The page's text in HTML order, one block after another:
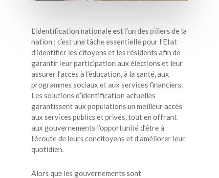
L’identification nationale est l’un des piliers de la
nation ; c’est une tâche essentielle pour l’Etat
d’identifier les citoyens et les résidents afin de
garantir leur participation aux élections et leur
assurer l’accès à l’éducation, à la santé, aux
programmes sociaux et aux services financiers.
Les solutions d’identification actuelles
garantissent aux populations un meilleur accès
aux services publics et privés, tout en offrant
aux gouvernements l’opportunité d’être à
l’écoute de leurs concitoyens et d’améliorer leur
quotidien.
Alors que les gouvernements sont